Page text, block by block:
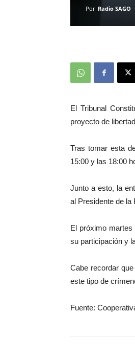
Por Radio SAGO -
El Tribunal
proyecto de
Tras tomar esta
15:00 y las 18:00
Junto a esto, la
al Presidente de la
El próximo
su participación y
Cabe recordar
este tipo de
Fuente: